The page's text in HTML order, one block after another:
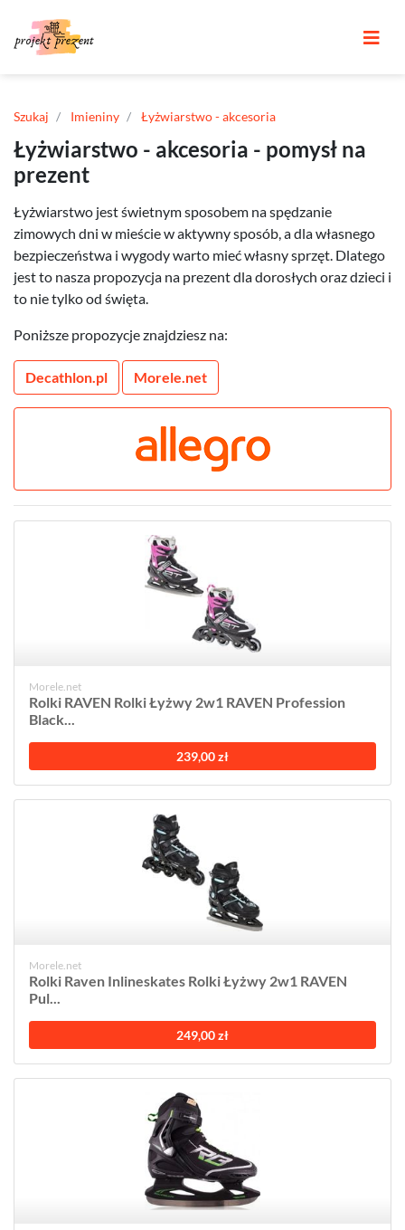
Szukaj Imieniny Łyżwiarstwo - akcesoria
Łyżwiarstwo - akcesoria - pomysł na
prezent
Łyżwiarstwo jest świetnym sposobem na spędzanie
zimowych dni w mieście w aktywny sposób, a dla własnego
bezpieczeństwa i wygody warto mieć własny sprzęt. Dlatego
jest to nasza propozycja na prezent dla dorosłych oraz dzieci i
to nie tylko od święta.
Poniższe propozycje znajdziesz na:
Decathlon.pl Morele.net
Morele.net
Rolki RAVEN Rolki Łyżwy 2w1 RAVEN Profession
Black...
239,00 zł
Morele.net
Rolki Raven Inlineskates Rolki Łyżwy 2w1 RAVEN
Pul...
249,00 zł